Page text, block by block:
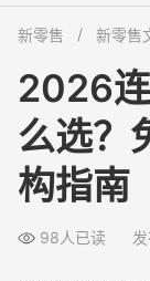
连锁门店系
单店发展为
老旧系统准
创业开新连锁
常见问题
新零售 新零售
2026
么选？
构指南
98人已读